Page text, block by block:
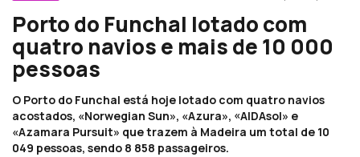
Porto do Funchal lotado com
quatro navios e mais de 10 000
pessoas
O Porto do Funchal está hoje lotado com quatro navios
acostados, «Norwegian Sun», «Azura», «AIDAsol» e
«Azamara Pursuit» que trazem à Madeira um total de 10
049 pessoas, sendo 8 858 passageiros.